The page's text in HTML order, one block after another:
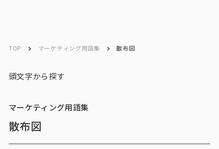
TOP マーケティング用語集 散布図
頭文字から探す
マーケティング用語集
散布図